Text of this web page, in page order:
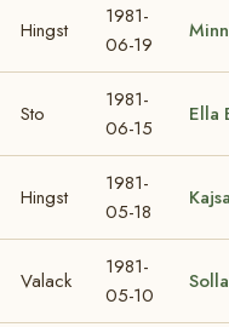
Hingst
1981-
06-19
Sto
1981-
06-15
Ella
Hingst
1981-
05-18
Valack
1981-
05-10